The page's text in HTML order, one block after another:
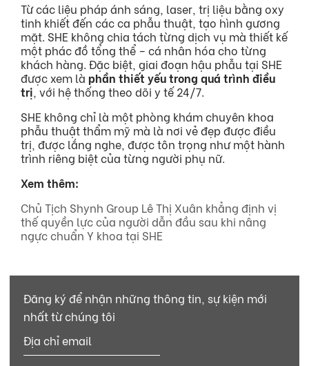
Từ các liệu pháp ánh sáng, laser, trị liệu bằng oxy
tinh khiết đến các ca phẫu thuật, tạo hình gương
mặt. SHE không chia tách từng dịch vụ mà thiết kế
một phác đồ tổng thể – cá nhân hóa cho từng
khách hàng. Đặc biệt, giai đoạn hậu phẫu tại SHE
được xem là phần thiết yếu trong quá trình điều
trị, với hệ thống theo dõi y tế 24/7.
SHE không chỉ là một phòng khám chuyên khoa
phẫu thuật thẩm mỹ mà là nơi vẻ đẹp được điều
trị, được lắng nghe, được tôn trọng như một hành
trình riêng biệt của từng người phụ nữ.
Xem thêm:
Chủ Tịch Shynh Group Lê Thị Xuân khẳng định vị
thế quyền lực của người dẫn đầu sau khi nâng
ngực chuẩn Y khoa tại SHE
Đăng ký để nhận những thông tin, sự kiện mới
nhất từ chúng tôi